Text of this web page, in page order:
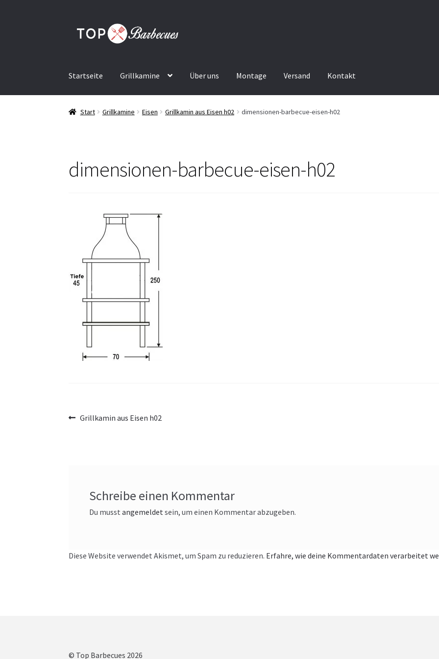
Navigation
Inhalt
Startseite Grillkamine Über uns Montage Versand Kontakt
Start Grillkamine Eisen Grillkamin aus Eisen h02 dimensionen-barbecue-eisen-h02
dimensionen-barbecue-eisen-h02
Beitragsnavigation
Vorheriger
Grillkamin aus Eisen h02
Schreibe einen Kommentar
Du musst angemeldet sein, um einen Kommentar abzugeben.
Diese Website verwendet Akismet, um Spam zu reduzieren. Erfahre, wie deine Kommentardaten verarbeitet
© Top Barbecues 2026